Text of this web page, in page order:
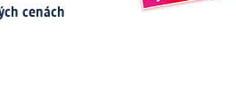
cenách